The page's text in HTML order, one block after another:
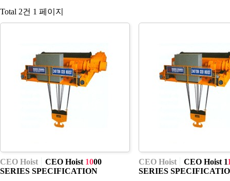
Total 2건 1 페이지
CEO Hoist CEO Hoist 1000
SERIES SPECIFICATION
CEO Hoist CEO Hoist 1
SERIES